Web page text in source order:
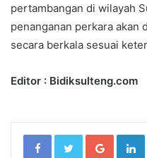
pertambangan di wilayah
penanganan perkara akan
secara berkala sesuai
Editor : Bidiksulteng.com